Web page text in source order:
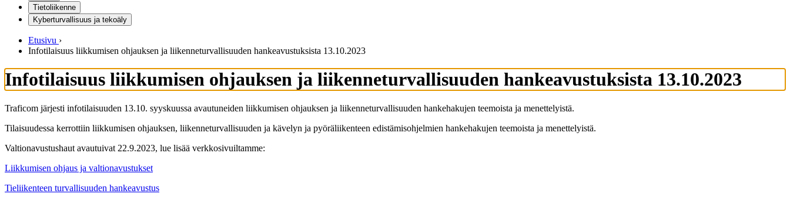
Tietoliikenne
Kyberturvallisuus ja tekoäly
Etusivu ›
Infotilaisuus liikkumisen ohjauksen ja liikenneturvallisuuden hankeavustuksista 13.10.2023
Infotilaisuus liikkumisen ohjauksen ja liikenneturvallisuuden hankeavustuksista 13.10.2023
Traficom järjesti infotilaisuuden 13.10. syyskuussa avautuneiden liikkumisen ohjauksen ja liikenneturvallisuuden hankehakujen teemoista ja menettelyistä.
Tilaisuudessa kerrottiin liikkumisen ohjauksen, liikenneturvallisuuden ja kävelyn ja pyöräliikenteen edistämisohjelmien hankehakujen teemoista ja menettelyistä.
Valtionavustushaut avautuivat 22.9.2023, lue lisää verkkosivuiltamme:
Liikkumisen ohjaus ja valtionavustukset
Tieliikenteen turvallisuuden hankeavustus